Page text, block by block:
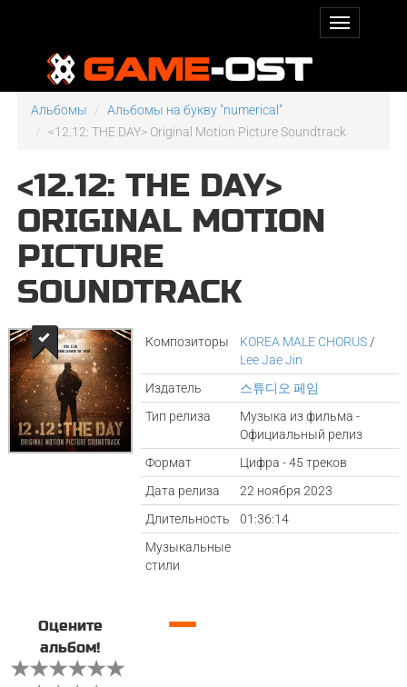
Альбомы
Альбомы на букву "numerical"
<12.12: THE DAY> Original Motion Picture Soundtrack
<12.12: THE DAY>
ORIGINAL MOTION
PICTURE
SOUNDTRACK
Композиторы KOREA MALE CHORUS /
Lee Jae Jin
Издатель
스튜디오 페임
Тип релиза
Музыка из фильма -
Официальный релиз
Формат
Цифра - 45 треков
Дата релиза
22 ноября 2023
Длительность
01:36:14
Музыкальные
стили
Оцените
альбом!
—